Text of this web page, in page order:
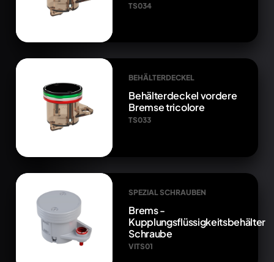
TS034
BEHÄLTERDECKEL
Behälterdeckel vordere
Bremse tricolore
TS033
SPEZIAL SCHRAUBEN
Brems -
Kupplungsflüssigkeitsbehälter
Schraube
VITS01